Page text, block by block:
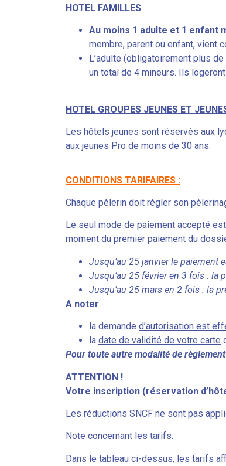
HOTEL FAMILLES
Au moins 1 adulte et 1 enfant
membre, parent ou enfant, vient
L’adulte (obligatoirement plus
un total de 4 mineurs. Ils logeront
HOTEL GROUPES JEUNES ET
Les hôtels jeunes sont réservés aux
aux jeunes Pro de moins de 30 ans.
CONDITIONS TARIFAIRES :
Chaque pèlerin doit régler son
Le seul mode de paiement accepté
moment du premier paiement du
Jusqu’au 25 janvier le paiement
Jusqu’au 25 février en 3 fois : la
Jusqu’au 25 mars en 2 fois : la
A noter :
la demande d’autorisation est
la date de validité de votre carte
Pour toute autre modalité de
ATTENTION !
Votre inscription (réservation
Les réductions SNCF ne sont pas
Note concernant les tarifs.
Dans le tableau ci-dessus, les tarifs